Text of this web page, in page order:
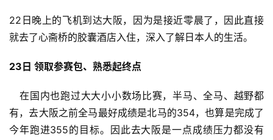
22日晚上的飞机到达大阪，因为是接近零晨了，因此直接
就去了心斋桥的胶囊酒店入住，深入了解日本人的生活。
23日 领取参赛包、熟悉起终点
在国内也跑过大大小小数场比赛，半马、全马、越野都
有，去大阪之前全马最好成绩是北马的354，也算是完成了
今年跑进355的目标。因此去大阪是一点成绩压力都没有